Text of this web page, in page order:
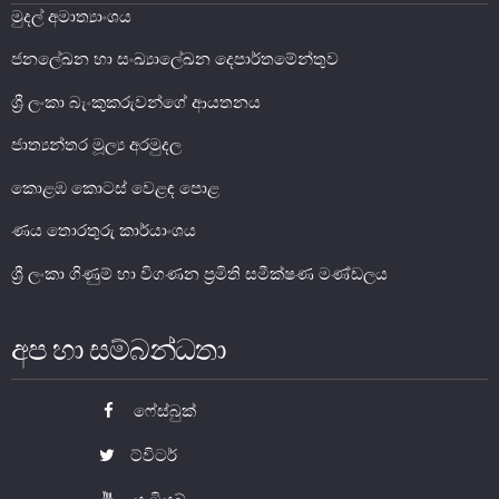
මූල්‍ය යටිතල පහසුකම්
ගෙවීම් හා පියවීම් පද්ධතිය
නීති හා රෙගුලාසි
පිරමීඩ යෝජනා
උපකරණ සහ ක්‍රියාත්මක කිරීම
මූල්‍ය උපකරණ විශ්ලේෂණය
මූල්‍ය පද්ධති අධීක්ෂණ කමිටුව
මූල්‍ය ස්ථායිතා විවරණය
මුදල් අමාත්‍යාංශය
ජනලේඛන හා සංඛ්‍යාලේඛන දෙපාර්තමේන්තුව
ශ්‍රී ලංකා බැංකුකරුවන්ගේ ආයතනය
ජාත්‍යන්තර මූල්‍ය අරමුදල
කොළඹ කොටස් වෙළඳ පොළ
ණය තොරතුරු කාර්යාංශය
ශ්‍රී ලංකා ගිණුම් හා විගණන ප්‍රමිති සමීක්ෂණ මණ්ඩලය
අප හා සම්බන්ධතා
ෆේස්බුක්
ට්විටර්